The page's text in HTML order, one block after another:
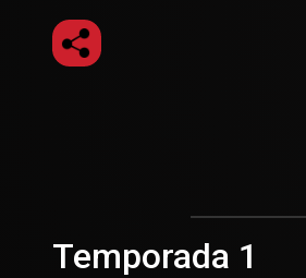
Temporada 1